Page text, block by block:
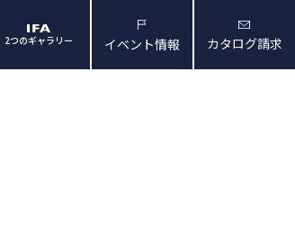
2つのギャラリー イベント情報 カタログ請求